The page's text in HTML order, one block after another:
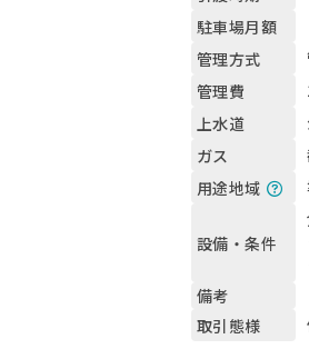
駐車場月額
管理方式
管理費
上水道
ガス
用途地域
設備・条件
備考
取引態様